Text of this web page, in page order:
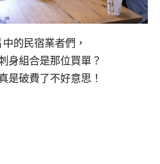
的民宿業者們，
身組合是那位買單？
是破費了不好意思！